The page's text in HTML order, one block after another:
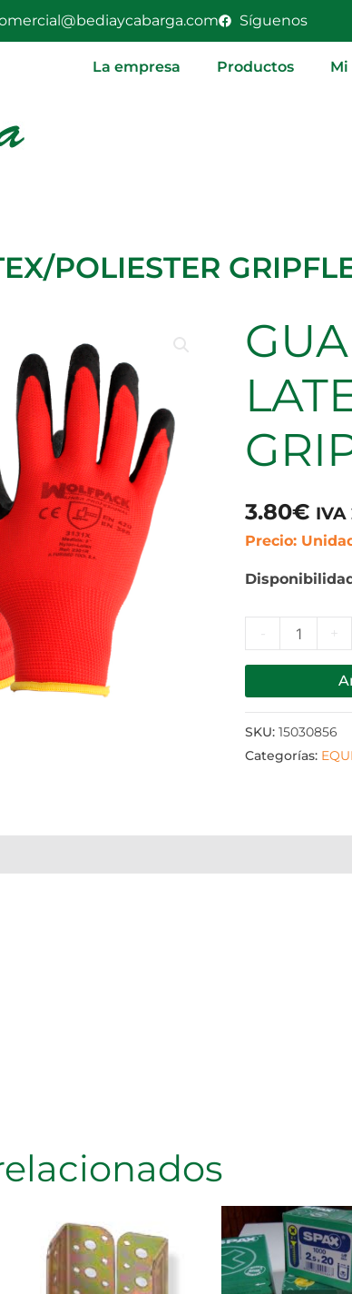
Síguenos
La empresa Productos Mi
POLIESTER
3.80€ IVA
Precio:
GUANTES
LATEX/
+
SKU:15030856
Categorías: